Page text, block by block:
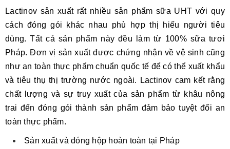
Lactinov sản xuất rất nhiều sản phẩm sữa UHT với quy
cách đóng gói khác nhau phù hợp thị hiếu người tiêu
dùng. Tất cả sản phẩm này đều làm từ 100% sữa tươi
Pháp. Đơn vị sản xuất được chứng nhận về vệ sinh cũng
như an toàn thực phẩm chuẩn quốc tế để có thể xuất khẩu
và tiêu thụ thị trường nước ngoài. Lactinov cam kết rằng
chất lượng và sự truy xuất của sản phẩm từ khâu nông
trai đến đóng gói thành sản phẩm đảm bảo tuyệt đối an
toàn thực phẩm.
Sản xuất và đóng hộp hoàn toàn tại Pháp